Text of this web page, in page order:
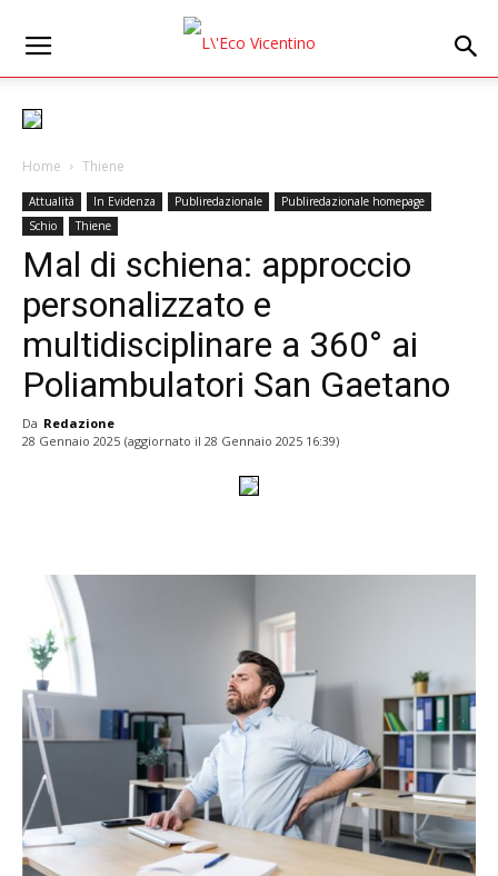
Home Thiene
Attualità In Evidenza Publiredazionale
Publiredazionale homepage
Schio
Thiene
Mal di schiena: approccio
personalizzato e
multidisciplinare a 360° ai
Poliambulatori San Gaetano
Da Redazione
28 Gennaio 2025 (aggiornato il 28 Gennaio 2025 16:39)